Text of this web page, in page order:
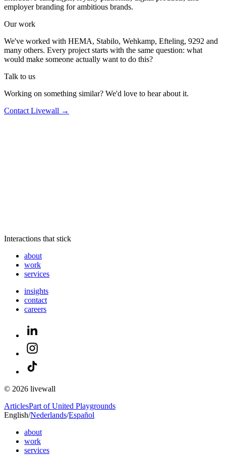
employer branding for ambitious brands.
Our work
We've worked with HEMA, Stabilo, Wehkamp, Efteling, 9292 and
many others. Every project starts with the same question: what
would make someone actually want to do this?
Talk to us
Working on something similar? We'd love to hear about it.
Contact Livewall →
Interactions that stick
about
work
services
insights
contact
careers
© 2026 livewall
ArticlesPart of United Playgrounds
English/Nederlands/Español
about
work
services